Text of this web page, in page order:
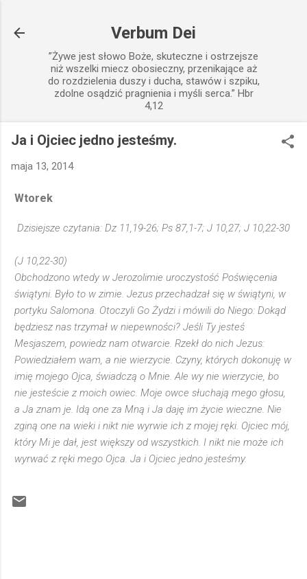
Verbum Dei
”Żywe jest słowo Boże, skuteczne i ostrzejsze
niż wszelki miecz obosieczny, przenikające aż
do rozdzielenia duszy i ducha, stawów i szpiku,
zdolne osądzić pragnienia i myśli serca.” Hbr
4,12
Ja i Ojciec jedno jesteśmy.
maja 13, 2014
Wtorek
Dzisiejsze czytania: Dz 11,19-26; Ps 87,1-7; J 10,27; J 10,22-30
(J 10,22-30)
Obchodzono wtedy w Jerozolimie uroczystość Poświęcenia
świątyni. Było to w zimie. Jezus przechadzał się w świątyni, w
portyku Salomona. Otoczyli Go Żydzi i mówili do Niego: Dokąd
będziesz nas trzymał w niepewności? Jeśli Ty jesteś
Mesjaszem, powiedz nam otwarcie. Rzekł do nich Jezus:
Powiedziałem wam, a nie wierzycie. Czyny, których dokonuję w
imię mojego Ojca, świadczą o Mnie. Ale wy nie wierzycie, bo
nie jesteście z moich owiec. Moje owce słuchają mego głosu,
a Ja znam je. Idą one za Mną i Ja daję im życie wieczne. Nie
zginą one na wieki i nikt nie wyrwie ich z mojej ręki. Ojciec mój,
który Mi je dał, jest większy od wszystkich. I nikt nie może ich
wyrwać z ręki mego Ojca. Ja i Ojciec jedno jesteśmy.